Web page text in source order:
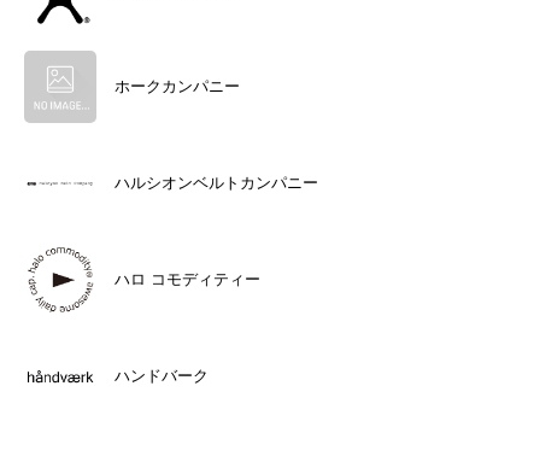
ホークカンパニー
ハルシオンベルトカンパニー
ハロ コモディティー
ハンドバーク